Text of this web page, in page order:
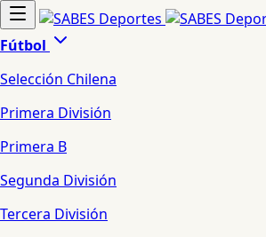
Fútbol
Selección Chilena
Primera División
Primera B
Segunda División
Tercera División